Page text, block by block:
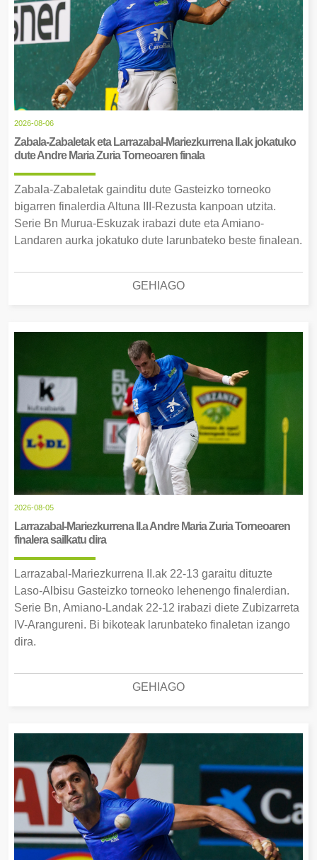
2026-08-06
Zabala-Zabaletak eta Larrazabal-Mariezkurrena II.ak jokatuko
dute Andre Maria Zuria Torneoaren finala
Zabala-Zabaletak gainditu dute Gasteizko torneoko
bigarren finalerdia Altuna III-Rezusta kanpoan utzita.
Serie Bn Murua-Eskuzak irabazi dute eta Amiano-
Landaren aurka jokatuko dute larunbateko beste finalean.
GEHIAGO
2026-08-05
Larrazabal-Mariezkurrena II.a Andre Maria Zuria Torneoaren
finalera sailkatu dira
Larrazabal-Mariezkurrena II.ak 22-13 garaitu dituzte
Laso-Albisu Gasteizko torneoko lehenengo finalerdian.
Serie Bn, Amiano-Landak 22-12 irabazi diete Zubizarreta
IV-Arangureni. Bi bikoteak larunbateko finaletan izango
dira.
GEHIAGO